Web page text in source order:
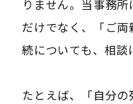
りません。当事務所
だけでなく、「ご
続についても、相談
たとえば、「自分